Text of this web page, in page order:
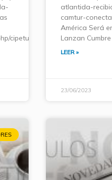
cipetur/destinos/item/6174-
atlantida-
camtur-
América Será
Lanzan
LEER »
23/06/2023